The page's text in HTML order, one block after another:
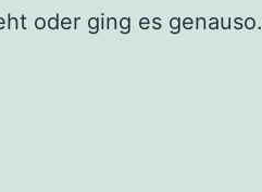
oder ging es genauso.